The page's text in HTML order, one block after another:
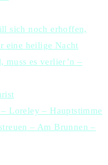
sich noch erhoffen,
eine heilige Nacht
muss es verlier’n –
Loreley – Hauptstimme
– Am Brunnen –